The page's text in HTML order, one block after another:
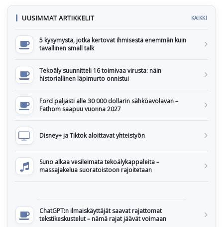
UUSIMMAT ARTIKKELIT KAIKKI
5 kysymystä, jotka kertovat ihmisestä enemmän kuin
tavallinen small talk
Tekoäly suunnitteli 16 toimivaa virusta: näin
historiallinen läpimurto onnistui
Ford paljasti alle 30 000 dollarin sähköavolavan –
Fathom saapuu vuonna 2027
Disney+ ja Tiktok aloittavat yhteistyön
Suno alkaa vesileimata tekoälykappaleita –
massajakelua suoratoistoon rajoitetaan
ChatGPT:n ilmaiskäyttäjät saavat rajattomat
tekstikeskustelut – nämä rajat jäävät voimaan